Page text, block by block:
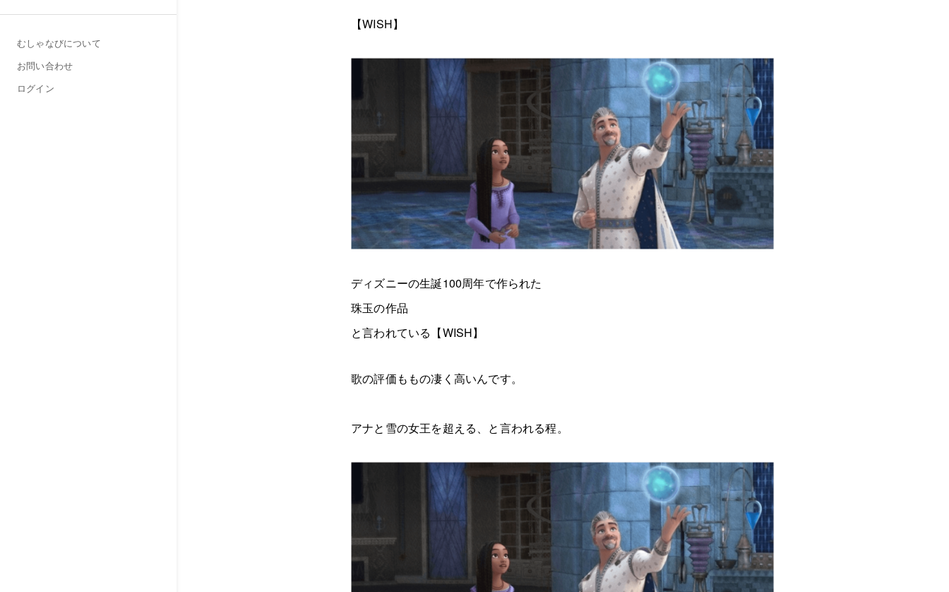
むしゃなびについて
お問い合わせ
ログイン
【WISH】
ディズニーの生誕100周年で作られた
珠玉の作品
と言われている【WISH】
歌の評価ももの凄く高いんです。
アナと雪の女王を超える、と言われる程。